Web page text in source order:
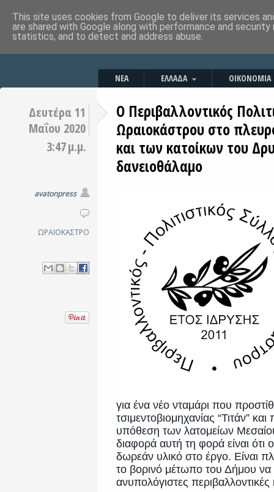
ΝΕΑ ΕΛΛΑΔΑ ΟΙΚΟΝΟΜΙΑ
Δευτέρα 11
Μαΐου 2020
3:47 μ.μ.
avatonpress
ΩΡΑΙΟΚΑΣΤΡΟ
Ο Περιβαλλοντικός
Ωραιοκάστρου στο
και των κατοίκων του
δανειοθάλαμο
για ένα νέο νταμάρι που
τσιμεντοβιομηχανίας “Τιτάν”
υπόθεση των λατομείων
διαφορά αυτή τη φορά είναι ότι
δωρεάν υλικό στο έργο. Είναι
το βορινό μέτωπο του Δήμου να
ανυπολόγιστες περιβαλλοντικές
This site uses cookies from Google to deliver its services
are shared with Google along with performance and
statistics, and to detect and address abuse.